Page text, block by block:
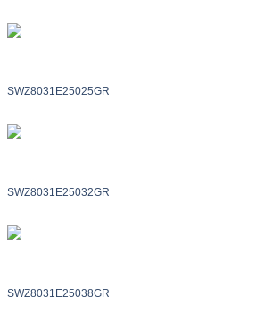
SWZ8031E25025GR
SWZ8031E25032GR
SWZ8031E25038GR